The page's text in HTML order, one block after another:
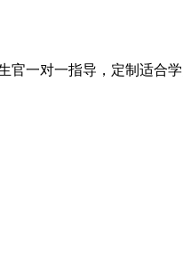
一对一指导，定制适合